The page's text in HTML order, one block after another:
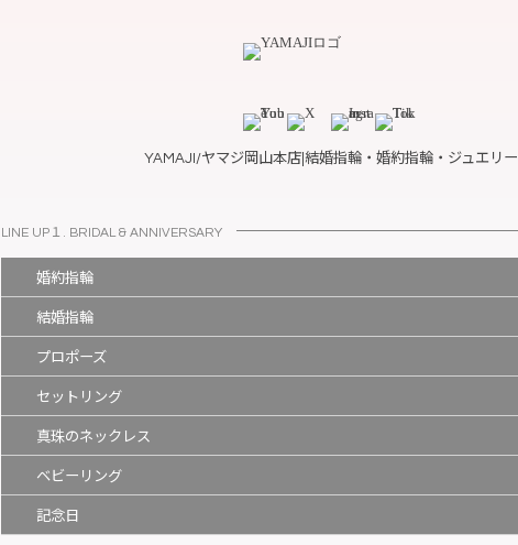
YAMAJI/ヤマジ岡山本店|結婚指輪・婚約指輪・ジュエリー
LINE UP１. BRIDAL & ANNIVERSARY
婚約指輪
結婚指輪
プロポーズ
セットリング
真珠のネックレス
ベビーリング
記念日